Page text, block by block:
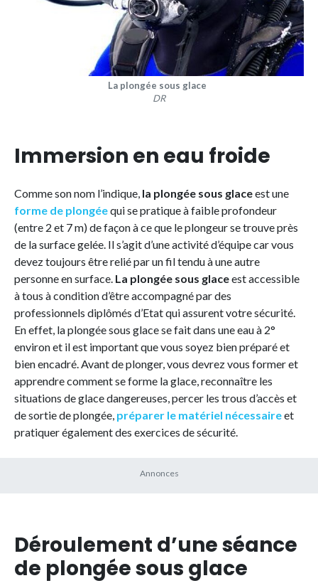
La plongée sous glace
DR
Immersion en eau froide
Comme son nom l’indique, la plongée sous glaceest une
forme de plongéequi se pratique à faible profondeur
(entre 2 et 7 m) de façon à ce que le plongeur se trouve près
de la surface gelée. Il s’agit d’une activité d’équipe car vous
devez toujours être relié par un fil tendu à une autre
personne en surface. La plongée sous glaceest accessible
à tous à condition d’être accompagné par des
professionnels diplômés d’Etat qui assurent votre sécurité.
En effet, la plongée sous glace se fait dans une eau à 2°
environ et il est important que vous soyez bien préparé et
bien encadré. Avant de plonger, vous devrez vous former et
apprendre comment se forme la glace, reconnaître les
situations de glace dangereuses, percer les trous d’accès et
de sortie de plongée, préparer le matériel nécessaireet
pratiquer également des exercices de sécurité.
Déroulement d’une séance
de plongée sous glace